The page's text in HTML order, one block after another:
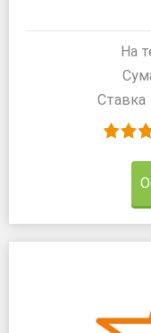
На
Ставка